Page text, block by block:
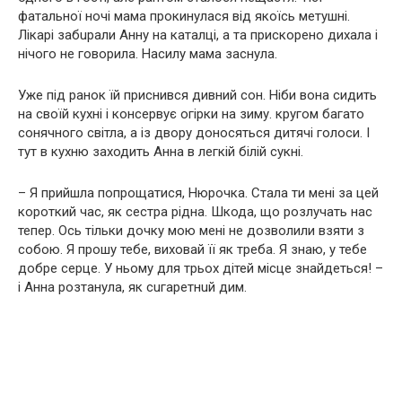
фатальної ночі мама прокинулася від якоїсь метушні.
Лікарі забuрали Анну на катaлці, а та прискорено дихала і
нічого не говорила. Наcилу мама заснула.
Уже під ранок їй приснився дивний сон. Ніби вона сидить
на своїй кухні і консервує огірки на зиму. кругом багато
сонячного світла, а із двору доносяться дитячі голоси. І
тут в кухню заходить Анна в легкій білій сукні.
– Я прийшла попрощатися, Нюрочка. Стала ти мені за цей
короткий час, як сестра рідна. Шкода, що розлучать нас
тепер. Ось тільки дочку мою мені не дозволили взяти з
собою. Я прошу тебе, виховай її як треба. Я знаю, у тебе
добре серце. У ньому для трьох дітей місце знайдеться! –
і Анна розтанула, як сuгaретнuй дим.